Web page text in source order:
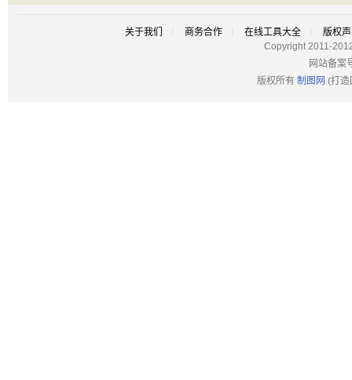
关于我们 商务合作 在线工具大全
版权
Copyright 2011-
网站备案
版权所有 制图网 (打造